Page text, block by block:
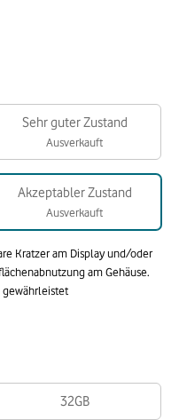
Sehr guter Zustand
Ausverkauft
Akzeptabler Zustand
Ausverkauft
Kratzer am Display und/oder
am Gehäuse.
gewährleistet
32GB